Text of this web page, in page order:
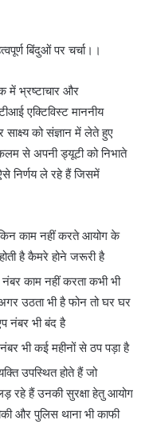
बिंदुओं पर चर्चा।।
में भ्रष्टाचार और
एक्टिविस्ट माननीय
को संज्ञान में लेते हुए
से अपनी ड्यूटी को निभाते
निर्णय ले रहे हैं जिसमें
काम नहीं करते आयोग के
है कैमरे होने जरूरी है
काम नहीं करता कभी भी
उठता भी है फोन तो घर घर
नंबर भी बंद है
भी कई महीनों से ठप पड़ा है
उपस्थित होते हैं जो
लड़ रहे हैं उनकी सुरक्षा हेतु आयोग
और पुलिस थाना भी काफी